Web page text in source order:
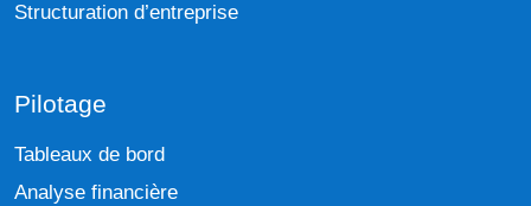
Structuration d’entreprise
Pilotage
Tableaux de bord
Analyse financière